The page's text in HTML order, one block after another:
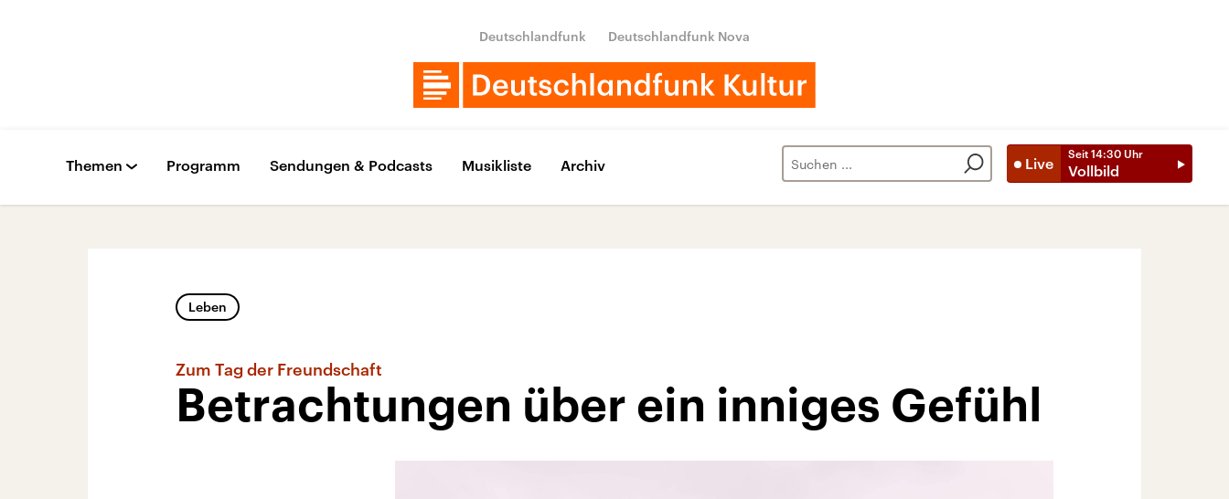
Deutschlandfunk Deutschlandfunk Nova
Live
Seit 14:30 Uhr
Vollbild
Themen Programm Sendungen & Podcasts Musikliste Archiv
Leben
Zum Tag der Freundschaft
Betrachtungen über ein inniges Gefühl